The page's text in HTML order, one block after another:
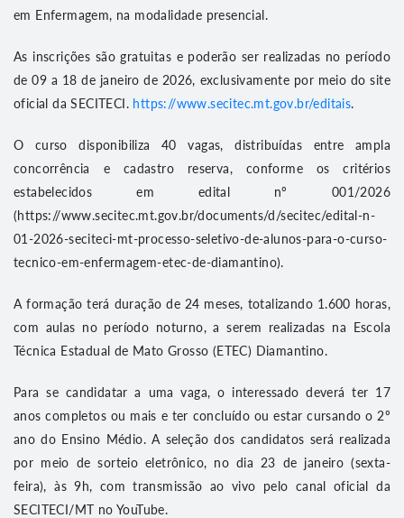
em Enfermagem, na modalidade presencial.
As inscrições são gratuitas e poderão ser realizadas no período
de 09 a 18 de janeiro de 2026, exclusivamente por meio do site
oficial da SECITECI. https://www.secitec.mt.gov.br/editais.
O curso disponibiliza 40 vagas, distribuídas entre ampla
concorrência e cadastro reserva, conforme os critérios
estabelecidos em edital nº 001/2026
(https://www.secitec.mt.gov.br/documents/d/secitec/edital-n-
01-2026-seciteci-mt-processo-seletivo-de-alunos-para-o-curso-
tecnico-em-enfermagem-etec-de-diamantino).
A formação terá duração de 24 meses, totalizando 1.600 horas,
com aulas no período noturno, a serem realizadas na Escola
Técnica Estadual de Mato Grosso (ETEC) Diamantino.
Para se candidatar a uma vaga, o interessado deverá ter 17
anos completos ou mais e ter concluído ou estar cursando o 2º
ano do Ensino Médio. A seleção dos candidatos será realizada
por meio de sorteio eletrônico, no dia 23 de janeiro (sexta-
feira), às 9h, com transmissão ao vivo pelo canal oficial da
SECITECI/MT no YouTube.